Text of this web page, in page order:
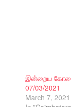
இன்றைய
07/03/2021
March 7, 2021